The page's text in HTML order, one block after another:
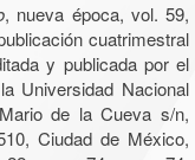
, nueva época, vol. 59,
cuatrimestral
y publicada por el
Universidad Nacional
de la Cueva s/n,
Ciudad de México,